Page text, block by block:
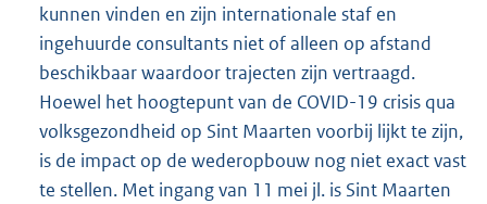
kunnen vinden en zijn internationale staf en
ingehuurde consultants niet of alleen op afstand
beschikbaar waardoor trajecten zijn vertraagd.
Hoewel het hoogtepunt van de COVID-19 crisis qua
volksgezondheid op Sint Maarten voorbij lijkt te zijn,
is de impact op de wederopbouw nog niet exact vast
te stellen. Met ingang van 11 mei jl. is Sint Maarten